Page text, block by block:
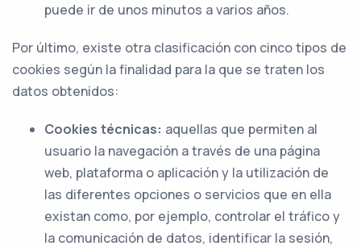
puede ir de unos minutos a varios años.
Por último, existe otra clasificación con cinco tipos de
cookies según la finalidad para la que se traten los
datos obtenidos:
Cookies técnicas: aquellas que permiten al
usuario la navegación a través de una página
web, plataforma o aplicación y la utilización de
las diferentes opciones o servicios que en ella
existan como, por ejemplo, controlar el tráfico y
la comunicación de datos, identificar la sesión,